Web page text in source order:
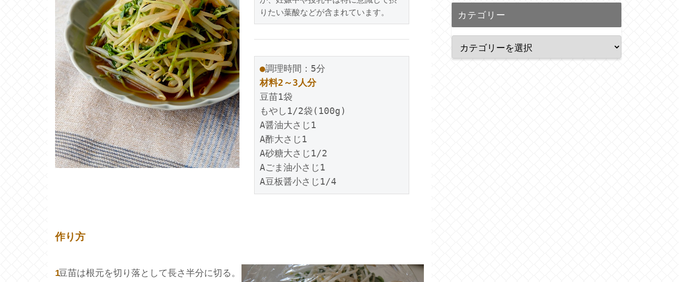
りたい葉酸などが含まれています。
●
材料2～3人分
豆苗1袋
もやし1/2袋(100g)
A醤油大さじ1
A酢大さじ1
A砂糖大さじ1/2
Aごま油小さじ1
作り方
1豆苗は根元を切り落として長さ半分に切る。
カテゴリー